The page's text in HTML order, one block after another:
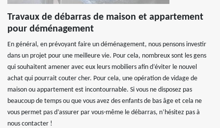
Travaux de débarras de maison et appartement
pour déménagement
En général, en prévoyant faire un déménagement, nous pensons investir
dans un projet pour une meilleure vie. Pour cela, nombreux sont les gens
qui souhaitent amener avec eux leurs mobiliers afin d’éviter le nouvel
achat qui pourrait couter cher. Pour cela, une opération de vidage de
maison ou appartement est incontournable. Si vous ne disposez pas
beaucoup de temps ou que vous avez des enfants de bas âge et cela ne
vous permet pas d’assurer par vous-même le débarras, n’hésitez pas à
nous contacter !